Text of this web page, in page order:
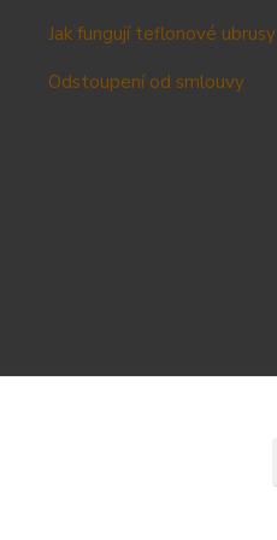
Jak fungují teflonové ubrusy
Odstoupení od smlouvy